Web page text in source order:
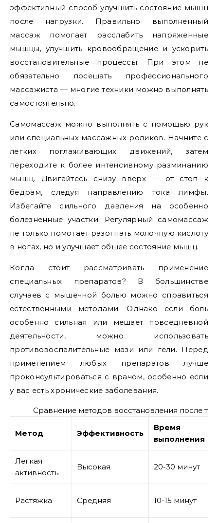
эффективный способ улучшить состояние мышц
после нагрузки. Правильно выполненный
массаж помогает расслабить напряженные
мышцы, улучшить кровообращение и ускорить
восстановительные процессы. При этом не
обязательно посещать профессионального
массажиста — многие техники можно выполнять
самостоятельно.
Самомассаж можно выполнять с помощью рук
или специальных массажных роликов. Начните с
легких поглаживающих движений, затем
переходите к более интенсивному разминанию
мышц. Двигайтесь снизу вверх — от стоп к
бедрам, следуя направлению тока лимфы.
Избегайте сильного давления на особенно
болезненные участки. Регулярный самомассаж
не только помогает разогнать молочную кислоту
в ногах, но и улучшает общее состояние мышц.
Когда стоит рассматривать применение
специальных препаратов? В большинстве
случаев с мышечной болью можно справиться
естественными методами. Однако если боль
особенно сильная или мешает повседневной
деятельности, можно использовать
противовоспалительные мази или гели. Перед
применением любых препаратов лучше
проконсультироваться с врачом, особенно если
у вас есть хронические заболевания.
Сравнение методов восстановления после
Метод Эффективность
Время
выполнения
Легкая
активность
Высокая 20-30 минут
Растяжка Средняя 10-15 минут